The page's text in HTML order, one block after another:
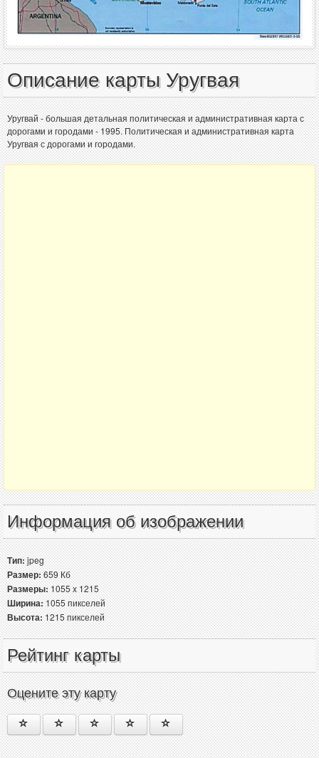
Описание карты Уругвая
Уругвай - большая детальная политическая и административная карта с
дорогами и городами - 1995. Политическая и административная карта
Уругвая с дорогами и городами.
Информация об изображении
Тип:jpeg
Размер:659 Кб
Размеры:1055 x 1215
Ширина:1055 пикселей
Высота:1215 пикселей
Рейтинг карты
Оцените эту карту